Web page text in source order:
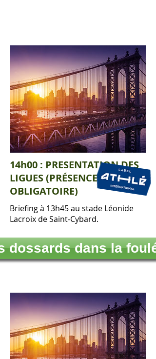
14h00 : PRESENTATION DES
LIGUES (PRÉSENCE
OBLIGATOIRE)
Briefing à 13h45 au stade Léonide
Lacroix de Saint-Cybard.
dossards dans la